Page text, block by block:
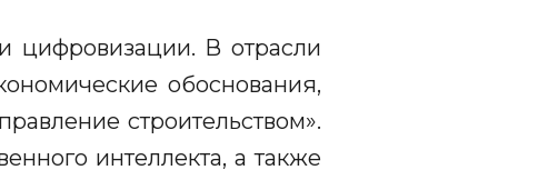
цифровизации. В отрасли
обоснования,
строительством».
интеллекта, а также